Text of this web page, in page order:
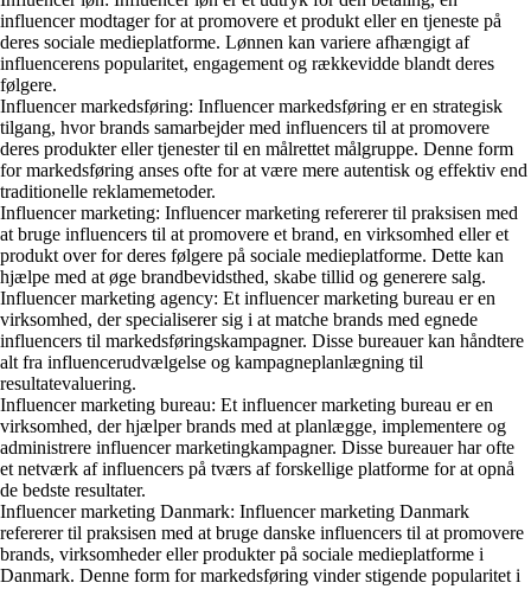
influencer modtager for at promovere et produkt eller en tjeneste på
deres sociale medieplatforme. Lønnen kan variere afhængigt af
influencerens popularitet, engagement og rækkevidde blandt deres
følgere.
Influencer markedsføring: Influencer markedsføring er en strategisk
tilgang, hvor brands samarbejder med influencers til at promovere
deres produkter eller tjenester til en målrettet målgruppe. Denne form
for markedsføring anses ofte for at være mere autentisk og effektiv end
traditionelle reklamemetoder.
Influencer marketing: Influencer marketing refererer til praksisen med
at bruge influencers til at promovere et brand, en virksomhed eller et
produkt over for deres følgere på sociale medieplatforme. Dette kan
hjælpe med at øge brandbevidsthed, skabe tillid og generere salg.
Influencer marketing agency: Et influencer marketing bureau er en
virksomhed, der specialiserer sig i at matche brands med egnede
influencers til markedsføringskampagner. Disse bureauer kan håndtere
alt fra influencerudvælgelse og kampagneplanlægning til
resultatevaluering.
Influencer marketing bureau: Et influencer marketing bureau er en
virksomhed, der hjælper brands med at planlægge, implementere og
administrere influencer marketingkampagner. Disse bureauer har ofte
et netværk af influencers på tværs af forskellige platforme for at opnå
de bedste resultater.
Influencer marketing Danmark: Influencer marketing Danmark
refererer til praksisen med at bruge danske influencers til at promovere
brands, virksomheder eller produkter på sociale medieplatforme i
Danmark. Denne form for markedsføring vinder stigende popularitet i